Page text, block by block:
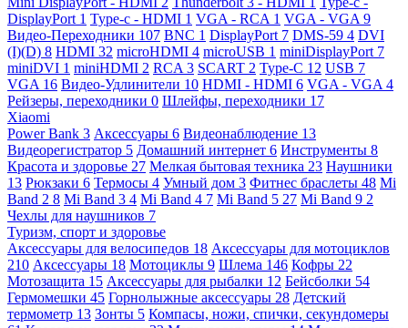
DisplayPort 1 Type-c - HDMI 1 VGA - RCA 1 VGA - VGA 9
Видео-Переходники 107 BNC 1 DisplayPort 7 DMS-59 4 DVI
(I)(D) 8 HDMI 32 microHDMI 4 microUSB 1 miniDisplayPort 7
miniDVI 1 miniHDMI 2 RCA 3 SCART 2 Type-C 12 USB 7
VGA 16 Видео-Удлинители 10 HDMI - HDMI 6 VGA - VGA 4
Рейзеры, переходники 0 Шлейфы, переходники 17
Xiaomi
Power Bank 3 Аксессуары 6 Видеонаблюдение 13
Видеорегистратор 5 Домашний интернет 6 Инструменты 8
Красота и здоровье 27 Мелкая бытовая техника 23 Наушники
13 Рюкзаки 6 Термосы 4 Умный дом 3 Фитнес браслеты 48 Mi
Band 2 8 Mi Band 3 4 Mi Band 4 7 Mi Band 5 27 Mi Band 9 2
Чехлы для наушников 7
Туризм, спорт и здоровье
Аксессуары для велосипедов 18 Аксессуары для мотоциклов
210 Аксессуары 18 Мотоциклы 9 Шлема 146 Кофры 22
Мотозащита 15 Аксессуары для рыбалки 12 Бейсболки 54
Гермомешки 45 Горнолыжные аксессуары 28 Детский
термометр 13 Зонты 5 Компасы, ножи, спички, секундомеры